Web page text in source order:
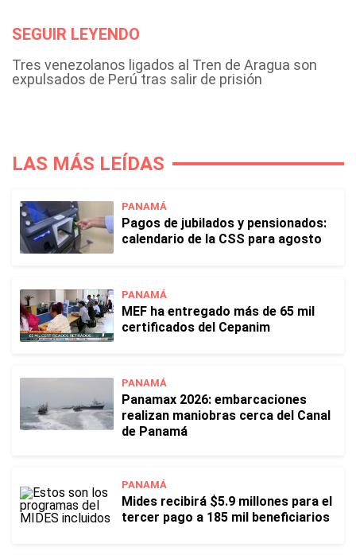
SEGUIR LEYENDO
Tres venezolanos ligados al Tren de Aragua son
expulsados de Perú tras salir de prisión
LAS MÁS LEÍDAS
PANAMÁ
Pagos de jubilados y pensionados:
calendario de la CSS para agosto
PANAMÁ
MEF ha entregado más de 65 mil
certificados del Cepanim
PANAMÁ
Panamax 2026: embarcaciones
realizan maniobras cerca del Canal
de Panamá
PANAMÁ
Mides recibirá $5.9 millones para el
tercer pago a 185 mil beneficiarios